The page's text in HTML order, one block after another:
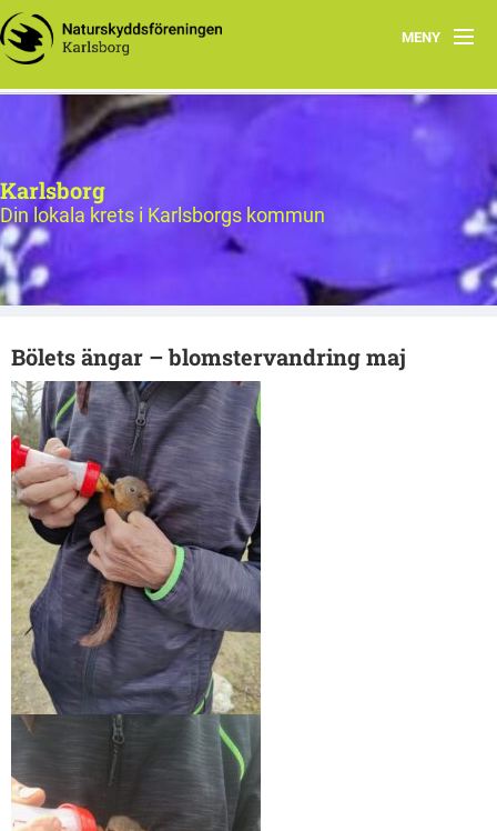
MENY
Bildgalleri
Styrelse för Naturskyddsföreningen i Karlsborg
Program
Om oss
Föreningsdokument
Karlsborg
Din lokala krets i Karlsborgs kommun
Bölets ängar – blomstervandring maj